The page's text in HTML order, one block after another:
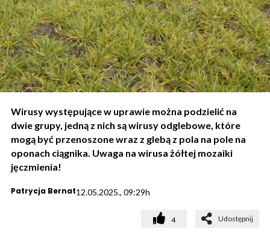
Wirusy występujące w uprawie można podzielić na
dwie grupy, jedną z nich są wirusy odglebowe, które
mogą być przenoszone wraz z glebą z pola na pole na
oponach ciągnika. Uwaga na wirusa żółtej mozaiki
jęczmienia!
Patrycja Bernat12.05.2025., 09:29h
4 Udostępnij